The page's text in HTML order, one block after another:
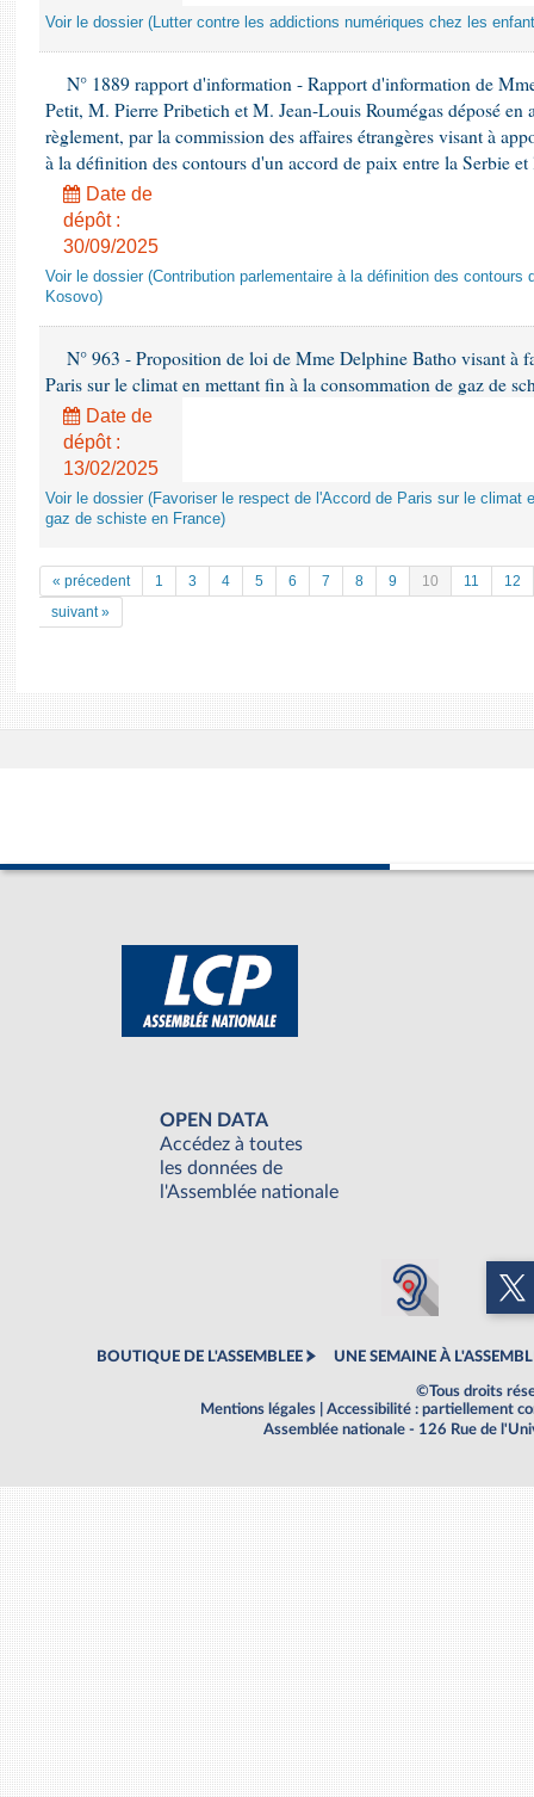
Voir le dossier (Lutter contre les addictions numériques chez les
N° 1889 rapport d'information - Rapport d'information de
Petit, M. Pierre Pribetich et M. Jean-Louis Roumégas déposé
règlement, par la commission des affaires étrangères visant à
à la définition des contours d'un accord de paix entre la Serbie et
Date de
dépôt :
30/09/2025
Voir le dossier (Contribution parlementaire à la définition des contours
Kosovo)
N° 963 - Proposition de loi de Mme Delphine Batho visant à
Paris sur le climat en mettant fin à la consommation de gaz de
Date de
dépôt :
13/02/2025
Voir le dossier (Favoriser le respect de l'Accord de Paris sur le climat
gaz de schiste en France)
« précedent 1 3 4 5 6 7 8 9 10 11
12
suivant »
OPEN DATA
Accédez à toutes
les données de
l'Assemblée nationale
BOUTIQUE DE L'ASSEMBLEE UNE SEMAINE À
©Tous droits
Mentions légales
Accessibilité : partiellement
Assemblée nationale - 126 Rue de